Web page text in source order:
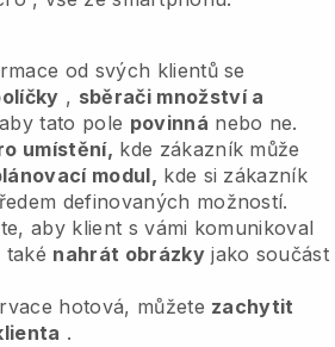
od svých klientů se
, sběrači množství a
tato pole povinná nebo ne.
umístění, kde zákazník může
modul, kde si zákazník
definovaných možností.
aby klient s vámi komunikoval
nahrát obrázkyjako součást
hotová, můžete zachytit
.